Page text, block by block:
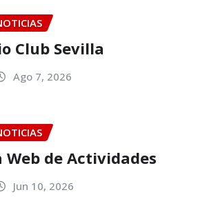
Club Sevilla
Ago 7, 2026
Web de Actividades
Jun 10, 2026